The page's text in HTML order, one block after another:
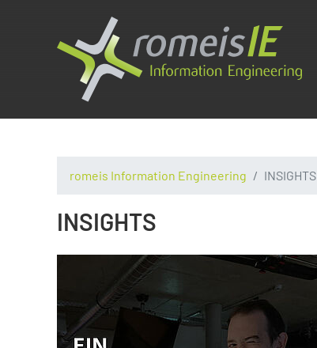
romeis Information Engineering INSIGHTS
INSIGHTS